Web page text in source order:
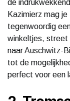
de
Kazimierz mag
tegenwoordig
winkeltjes, street
naar Auschwitz-
tot de
perfect voor een